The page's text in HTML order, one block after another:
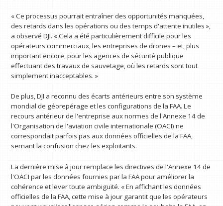
« Ce processus pourrait entraîner des opportunités manquées,
des retards dans les opérations ou des temps d'attente inutiles »,
a observé DJI. « Cela a été particulièrement difficile pour les
opérateurs commerciaux, les entreprises de drones – et, plus
important encore, pour les agences de sécurité publique
effectuant des travaux de sauvetage, où les retards sont tout
simplement inacceptables. »
De plus, DJI a reconnu des écarts antérieurs entre son système
mondial de géorepérage et les configurations de la FAA. Le
recours antérieur de l'entreprise aux normes de l'Annexe 14 de
l'Organisation de l'aviation civile internationale (OACI) ne
correspondait parfois pas aux données officielles de la FAA,
semant la confusion chez les exploitants.
La dernière mise à jour remplace les directives de l'Annexe 14 de
l'OACI par les données fournies par la FAA pour améliorer la
cohérence et lever toute ambiguïté. « En affichant les données
officielles de la FAA, cette mise à jour garantit que les opérateurs